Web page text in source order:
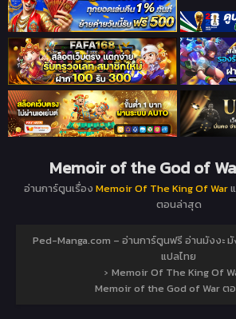
Memoir of the God of
อ่านการ์ตูนเรื่อง Memoir Of The King Of War
ตอนล่าสุด
Ped-Manga.com – อ่านการ์ตูนฟรี อ่านมังงะ
แปลไทย
› Memoir Of The King Of
Memoir of the God of War ต